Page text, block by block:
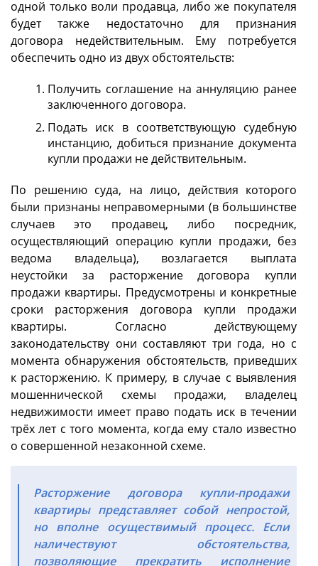
одной только воли продавца, либо же покупателя
будет также недостаточно для признания
договора недействительным. Ему потребуется
обеспечить одно из двух обстоятельств:
Получить соглашение на аннуляцию ранее
заключенного договора.
Подать иск в соответствующую судебную
инстанцию, добиться признание документа
купли продажи не действительным.
По решению суда, на лицо, действия которого
были признаны неправомерными (в большинстве
случаев это продавец, либо посредник,
осуществляющий операцию купли продажи, без
ведома владельца), возлагается выплата
неустойки за расторжение договора купли
продажи квартиры. Предусмотрены и конкретные
сроки расторжения договора купли продажи
квартиры. Согласно действующему
законодательству они составляют три года, но с
момента обнаружения обстоятельств, приведших
к расторжению. К примеру, в случае с выявления
мошеннической схемы продажи, владелец
недвижимости имеет право подать иск в течении
трёх лет с того момента, когда ему стало известно
о совершенной незаконной схеме.
Расторжение договора купли-продажи
квартиры представляет собой непростой,
но вполне осуществимый процесс. Если
наличествуют обстоятельства,
позволяющие прекратить исполнение